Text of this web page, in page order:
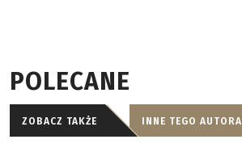
POLECANE
ZOBACZ TAKŻE INNE TEGO AUTORA